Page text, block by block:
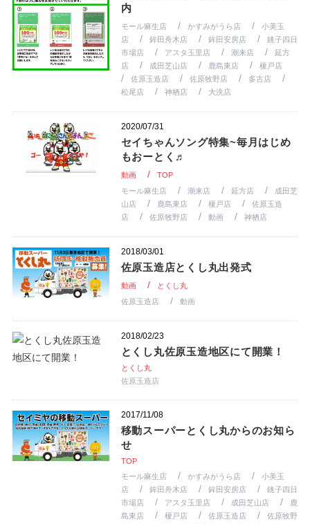
内
モール麻生店 かすみがうら店
小美玉
店
鉾田舟木店 鉾田安房店
銚子四日
市場店
アスタ玉里店 潮来店
延方
店
成田芝山店 鹿島東店
榎戸店
佐原玉造店
佐原牧野店
多古店
松尾店
神栖店 大洗店
2020/07/31
セイちゃんソング特集~毎月はじめ
もおーとく♬
動画
TOP
モール麻生店
潮来店 延方店
成田芝
山店
鹿島東店 榎戸店
佐原玉造
店
佐原牧野店 動画 神栖店
2018/03/01
佐原玉造店とくし丸出発式
動画
とくし丸
佐原玉造店
動画
2018/02/23
とくし丸佐原玉造地区にて開業！
とくし丸
佐原玉造店
2017/11/08
移動スーパーとくし丸からのお知ら
せ
TOP
モール麻生店
かすみがうら店
小美玉
店
鉾田舟木店 鉾田安房店
銚子四日
市場店
アスタ玉里店 成田芝山店
鹿
島東店
榎戸店 佐原玉造店
佐原牧野